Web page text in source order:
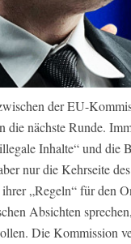
der EU-
die nächste Runde.
Inhalte“ und die
nur die Kehrseite
„Regeln“ für den
Absichten
Die Kommission